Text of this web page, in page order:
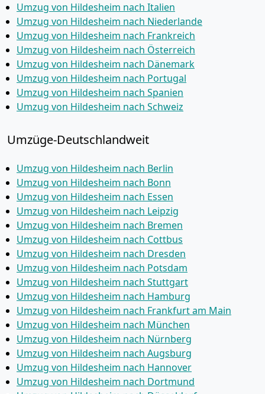
Umzug von Hildesheim nach Italien
Umzug von Hildesheim nach Niederlande
Umzug von Hildesheim nach Frankreich
Umzug von Hildesheim nach Österreich
Umzug von Hildesheim nach Dänemark
Umzug von Hildesheim nach Portugal
Umzug von Hildesheim nach Spanien
Umzug von Hildesheim nach Schweiz
Umzüge-Deutschlandweit
Umzug von Hildesheim nach Berlin
Umzug von Hildesheim nach Bonn
Umzug von Hildesheim nach Essen
Umzug von Hildesheim nach Leipzig
Umzug von Hildesheim nach Bremen
Umzug von Hildesheim nach Cottbus
Umzug von Hildesheim nach Dresden
Umzug von Hildesheim nach Potsdam
Umzug von Hildesheim nach Stuttgart
Umzug von Hildesheim nach Hamburg
Umzug von Hildesheim nach Frankfurt am Main
Umzug von Hildesheim nach München
Umzug von Hildesheim nach Nürnberg
Umzug von Hildesheim nach Augsburg
Umzug von Hildesheim nach Hannover
Umzug von Hildesheim nach Dortmund